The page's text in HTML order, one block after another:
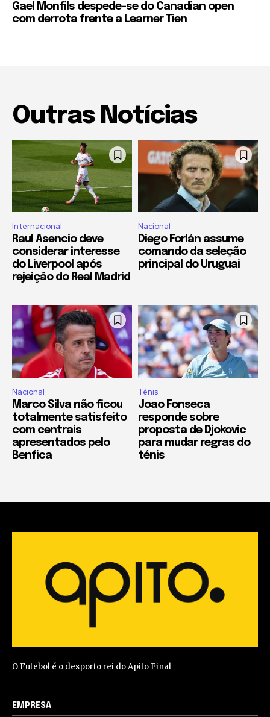
Gael Monfils despede-se do Canadian open
com derrota frente a Learner Tien
Outras Notícias
Internacional
Raul Asencio deve
considerar interesse
do Liverpool após
rejeição do Real Madrid
Nacional
Diego Forlán assume
comando da seleção
principal do Uruguai
Nacional
Marco Silva não ficou
totalmente satisfeito
com centrais
apresentados pelo
Benfica
Ténis
Joao Fonseca
responde sobre
proposta de Djokovic
para mudar regras do
ténis
O Futebol é o desporto rei do Apito Final
EMPRESA